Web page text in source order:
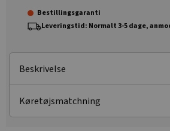
Bestillingsgaranti
Leveringstid: Normalt 3-5 dage,
Beskrivelse
Køretøjsmatchning